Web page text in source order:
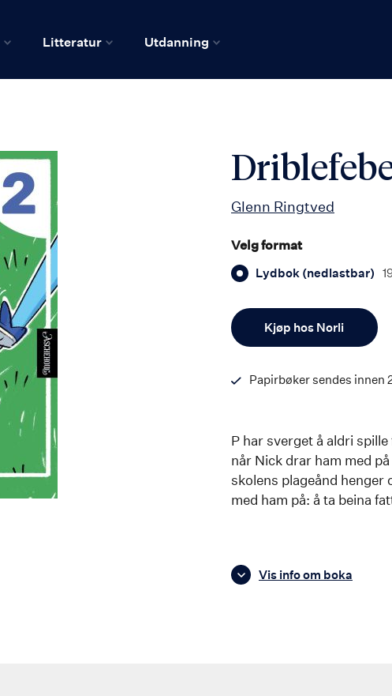
Litteratur Utdanning
Glenn Ringtved
Velg format
Lydbok (nedlastbar)
Kjøp hos Norli
Papirbøker sendes innen
P har sverget å aldri
når Nick drar ham med
skolens plageånd henger
med ham på: å ta beina
Vis info om boka